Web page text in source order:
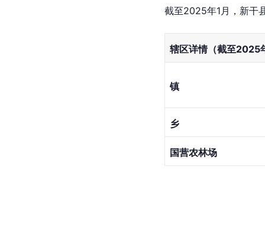
截至2025年1月，新干
辖区详情（截至2025
镇
乡
国营农林场